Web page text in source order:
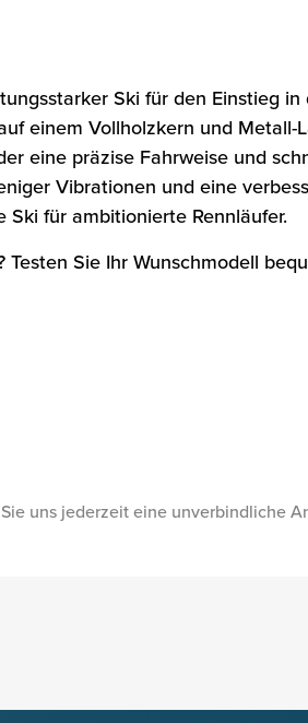
Ski für den Einstieg
einem Vollholzkern und
eine präzise Fahrweise und
Vibrationen und eine
für ambitionierte Rennläufer.
Sie Ihr Wunschmodell
uns jederzeit eine unverbindliche